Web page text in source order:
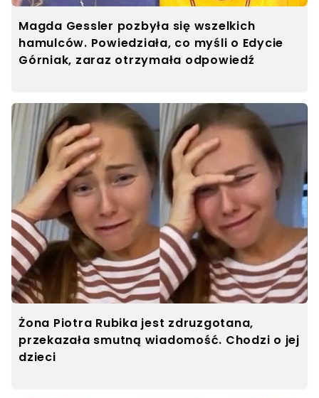
Magda Gessler pozbyła się wszelkich
hamulców. Powiedziała, co myśli o Edycie
Górniak, zaraz otrzymała odpowiedź
Żona Piotra Rubika jest zdruzgotana,
przekazała smutną wiadomość. Chodzi o jej
dzieci